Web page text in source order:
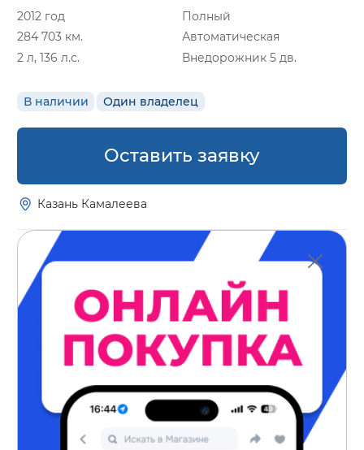
2012 год
Полный
284 703 км.
Автоматическая
2 л, 136 л.с.
Внедорожник 5 дв.
В наличии Один владелец
Оставить заявку
Казань Камалеева